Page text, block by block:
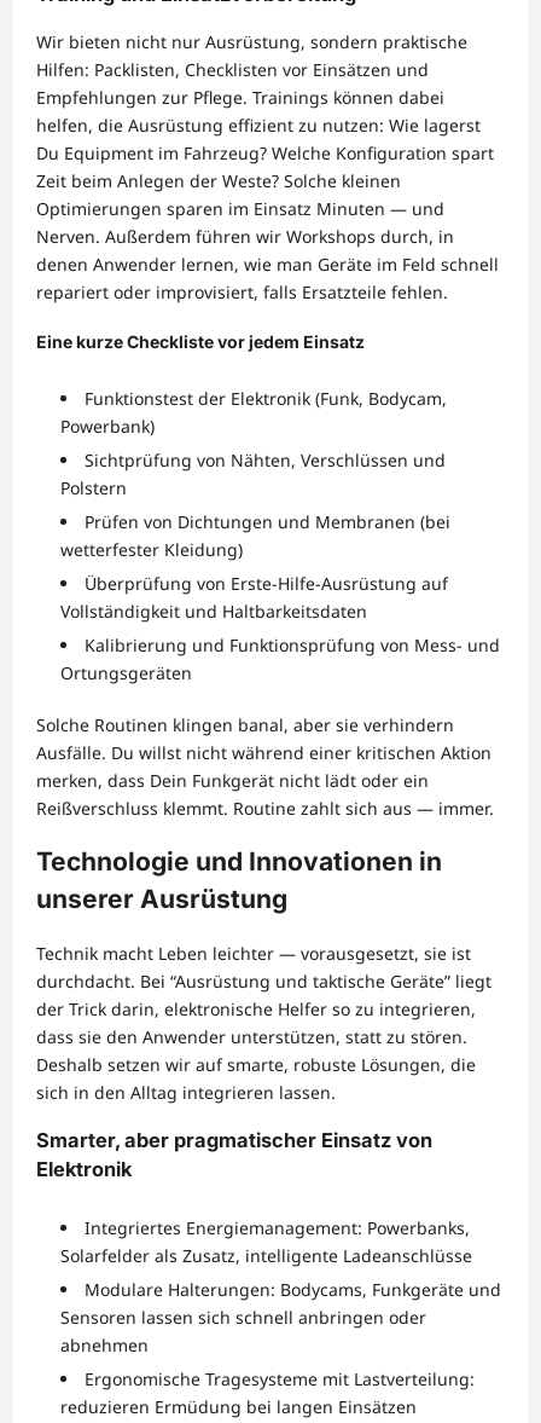
Wir bieten nicht nur Ausrüstung, sondern praktische
Hilfen: Packlisten, Checklisten vor Einsätzen und
Empfehlungen zur Pflege. Trainings können dabei
helfen, die Ausrüstung effizient zu nutzen: Wie lagerst
Du Equipment im Fahrzeug? Welche Konfiguration spart
Zeit beim Anlegen der Weste? Solche kleinen
Optimierungen sparen im Einsatz Minuten — und
Nerven. Außerdem führen wir Workshops durch, in
denen Anwender lernen, wie man Geräte im Feld schnell
repariert oder improvisiert, falls Ersatzteile fehlen.
Eine kurze Checkliste vor jedem Einsatz
Funktionstest der Elektronik (Funk, Bodycam,
Powerbank)
Sichtprüfung von Nähten, Verschlüssen und
Polstern
Prüfen von Dichtungen und Membranen (bei
wetterfester Kleidung)
Überprüfung von Erste-Hilfe-Ausrüstung auf
Vollständigkeit und Haltbarkeitsdaten
Kalibrierung und Funktionsprüfung von Mess- und
Ortungsgeräten
Solche Routinen klingen banal, aber sie verhindern
Ausfälle. Du willst nicht während einer kritischen Aktion
merken, dass Dein Funkgerät nicht lädt oder ein
Reißverschluss klemmt. Routine zahlt sich aus — immer.
Technologie und Innovationen in
unserer Ausrüstung
Technik macht Leben leichter — vorausgesetzt, sie ist
durchdacht. Bei “Ausrüstung und taktische Geräte” liegt
der Trick darin, elektronische Helfer so zu integrieren,
dass sie den Anwender unterstützen, statt zu stören.
Deshalb setzen wir auf smarte, robuste Lösungen, die
sich in den Alltag integrieren lassen.
Smarter, aber pragmatischer Einsatz von
Elektronik
Integriertes Energiemanagement: Powerbanks,
Solarfelder als Zusatz, intelligente Ladeanschlüsse
Modulare Halterungen: Bodycams, Funkgeräte und
Sensoren lassen sich schnell anbringen oder
abnehmen
Ergonomische Tragesysteme mit Lastverteilung:
reduzieren Ermüdung bei langen Einsätzen